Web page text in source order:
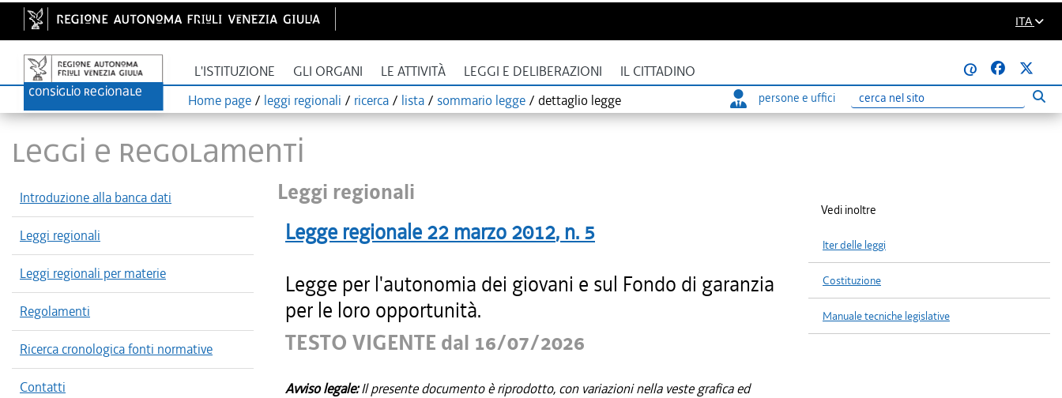
ITA
L'ISTITUZIONE GLI ORGANI LE ATTIVITÀ LEGGI E DELIBERAZIONI IL CITTADINO
@
Home page / leggi regionali / ricerca / lista / sommario legge / dettaglio legge persone e uffici
Ricerca
LEGGI E REGOLAMENTI
Introduzione alla banca dati
Leggi regionali
Leggi regionali per materie
Regolamenti
Ricerca cronologica fonti normative
Contatti
Leggi regionali
Legge regionale 22 marzo 2012, n. 5
Legge per l'autonomia dei giovani e sul Fondo di garanzia
per le loro opportunità.
TESTO VIGENTE dal 16/07/2026
Avviso legale:Il presente documento è riprodotto, con variazioni nella veste grafica ed
Vedi inoltre
Iter delle leggi
Costituzione
Manuale tecniche legislative